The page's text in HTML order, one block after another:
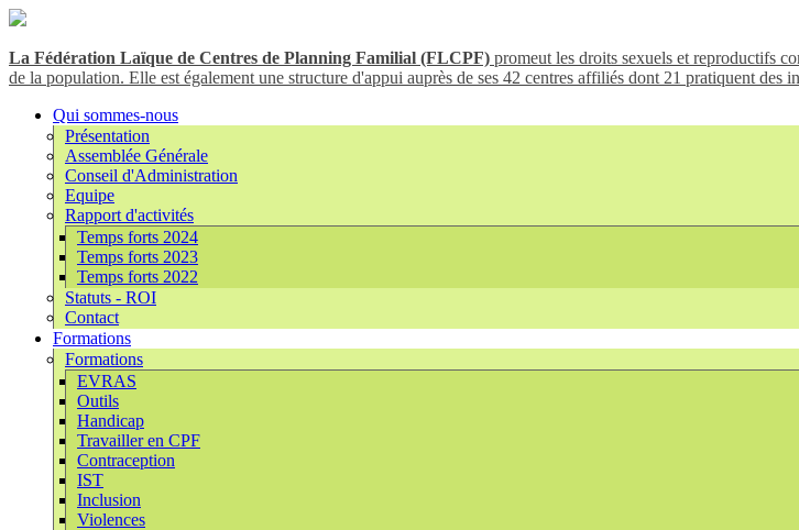
La Fédération Laïque de Centres de Planning Familial (FLCPF) promeut les droits sexuels et reproductifs
de la population. Elle est également une structure d'appui auprès de ses 42 centres affiliés dont 21 pratiquent des
Qui sommes-nous
Présentation
Assemblée Générale
Conseil d'Administration
Equipe
Rapport d'activités
Temps forts 2024
Temps forts 2023
Temps forts 2022
Statuts - ROI
Contact
Formations
Formations
EVRAS
Outils
Handicap
Travailler en CPF
Contraception
IST
Inclusion
Violences